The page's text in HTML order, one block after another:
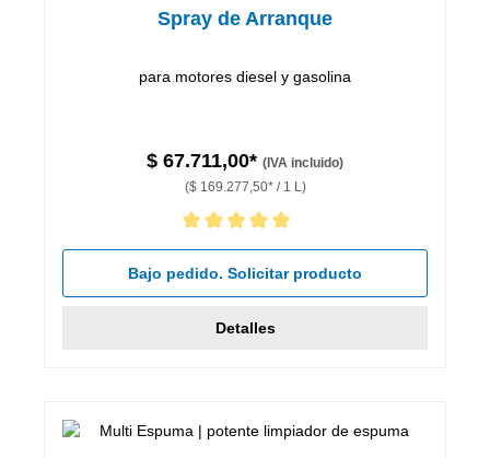
Spray de Arranque
para motores diesel y gasolina
$ 67.711,00* (IVA incluido)
($ 169.277,50* / 1 L)
Calificación promedio de 5 de 5 estrellas
Bajo pedido. Solicitar producto
Detalles